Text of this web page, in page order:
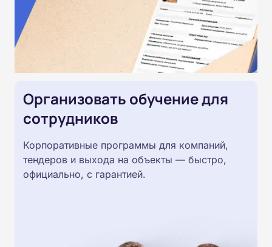
Организовать обучение для
сотрудников
Корпоративные программы для компаний,
тендеров и выхода на объекты — быстро,
официально, с гарантией.